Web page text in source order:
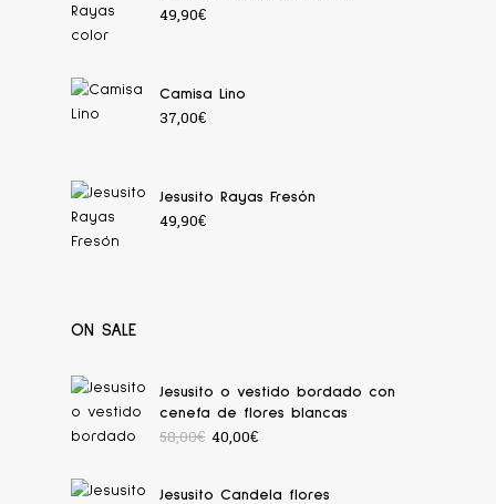
49,90€
Camisa Lino
37,00€
Jesusito Rayas Fresón
49,90€
ON SALE
Jesusito o vestido bordado con
cenefa de flores blancas
58,00€ 40,00€
Jesusito Candela flores